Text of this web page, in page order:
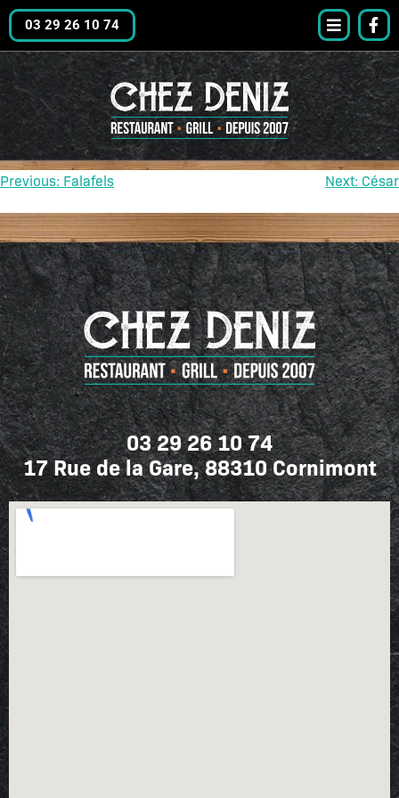
03 29 26 10 74
Previous: Falafels Next: César
03 29 26 10 74
17 Rue de la Gare, 88310 Cornimont